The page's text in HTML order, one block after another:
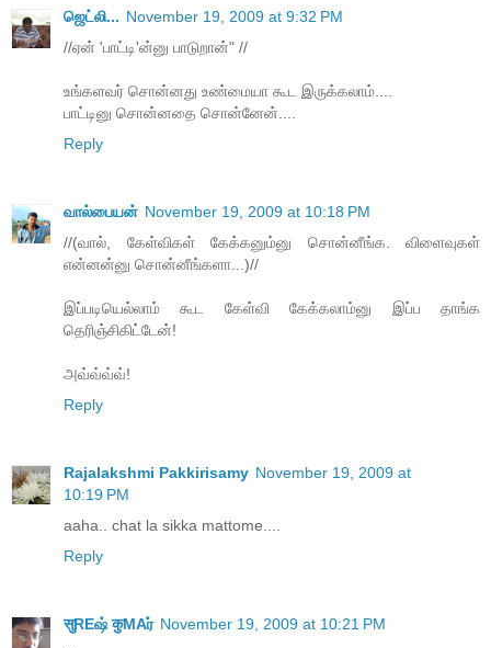
ஜெட்லி... November 19, 2009 at 9:32 PM
//ஏன் 'பாட்டி'ன்னு பாடுறான்" //
உங்களவர் சொன்னது உண்மையா கூட இருக்கலாம்....
பாட்டினு சொன்னதை சொன்னேன்....
Reply
வால்பையன் November 19, 2009 at 10:18 PM
//(வால், கேள்விகள் கேக்கனும்னு சொன்னீங்க. விளைவுகள்
என்னன்னு சொன்னீங்களா...)//
இப்படியெல்லாம் கூட கேள்வி கேக்கலாம்னு இப்ப தாங்க
தெரிஞ்சிகிட்டேன்!
அவ்வ்வ்வ்!
Reply
Rajalakshmi Pakkirisamy November 19, 2009 at
10:19 PM
aaha.. chat la sikka mattome....
Reply
सुREஷ் कुMAர் November 19, 2009 at 10:21 PM